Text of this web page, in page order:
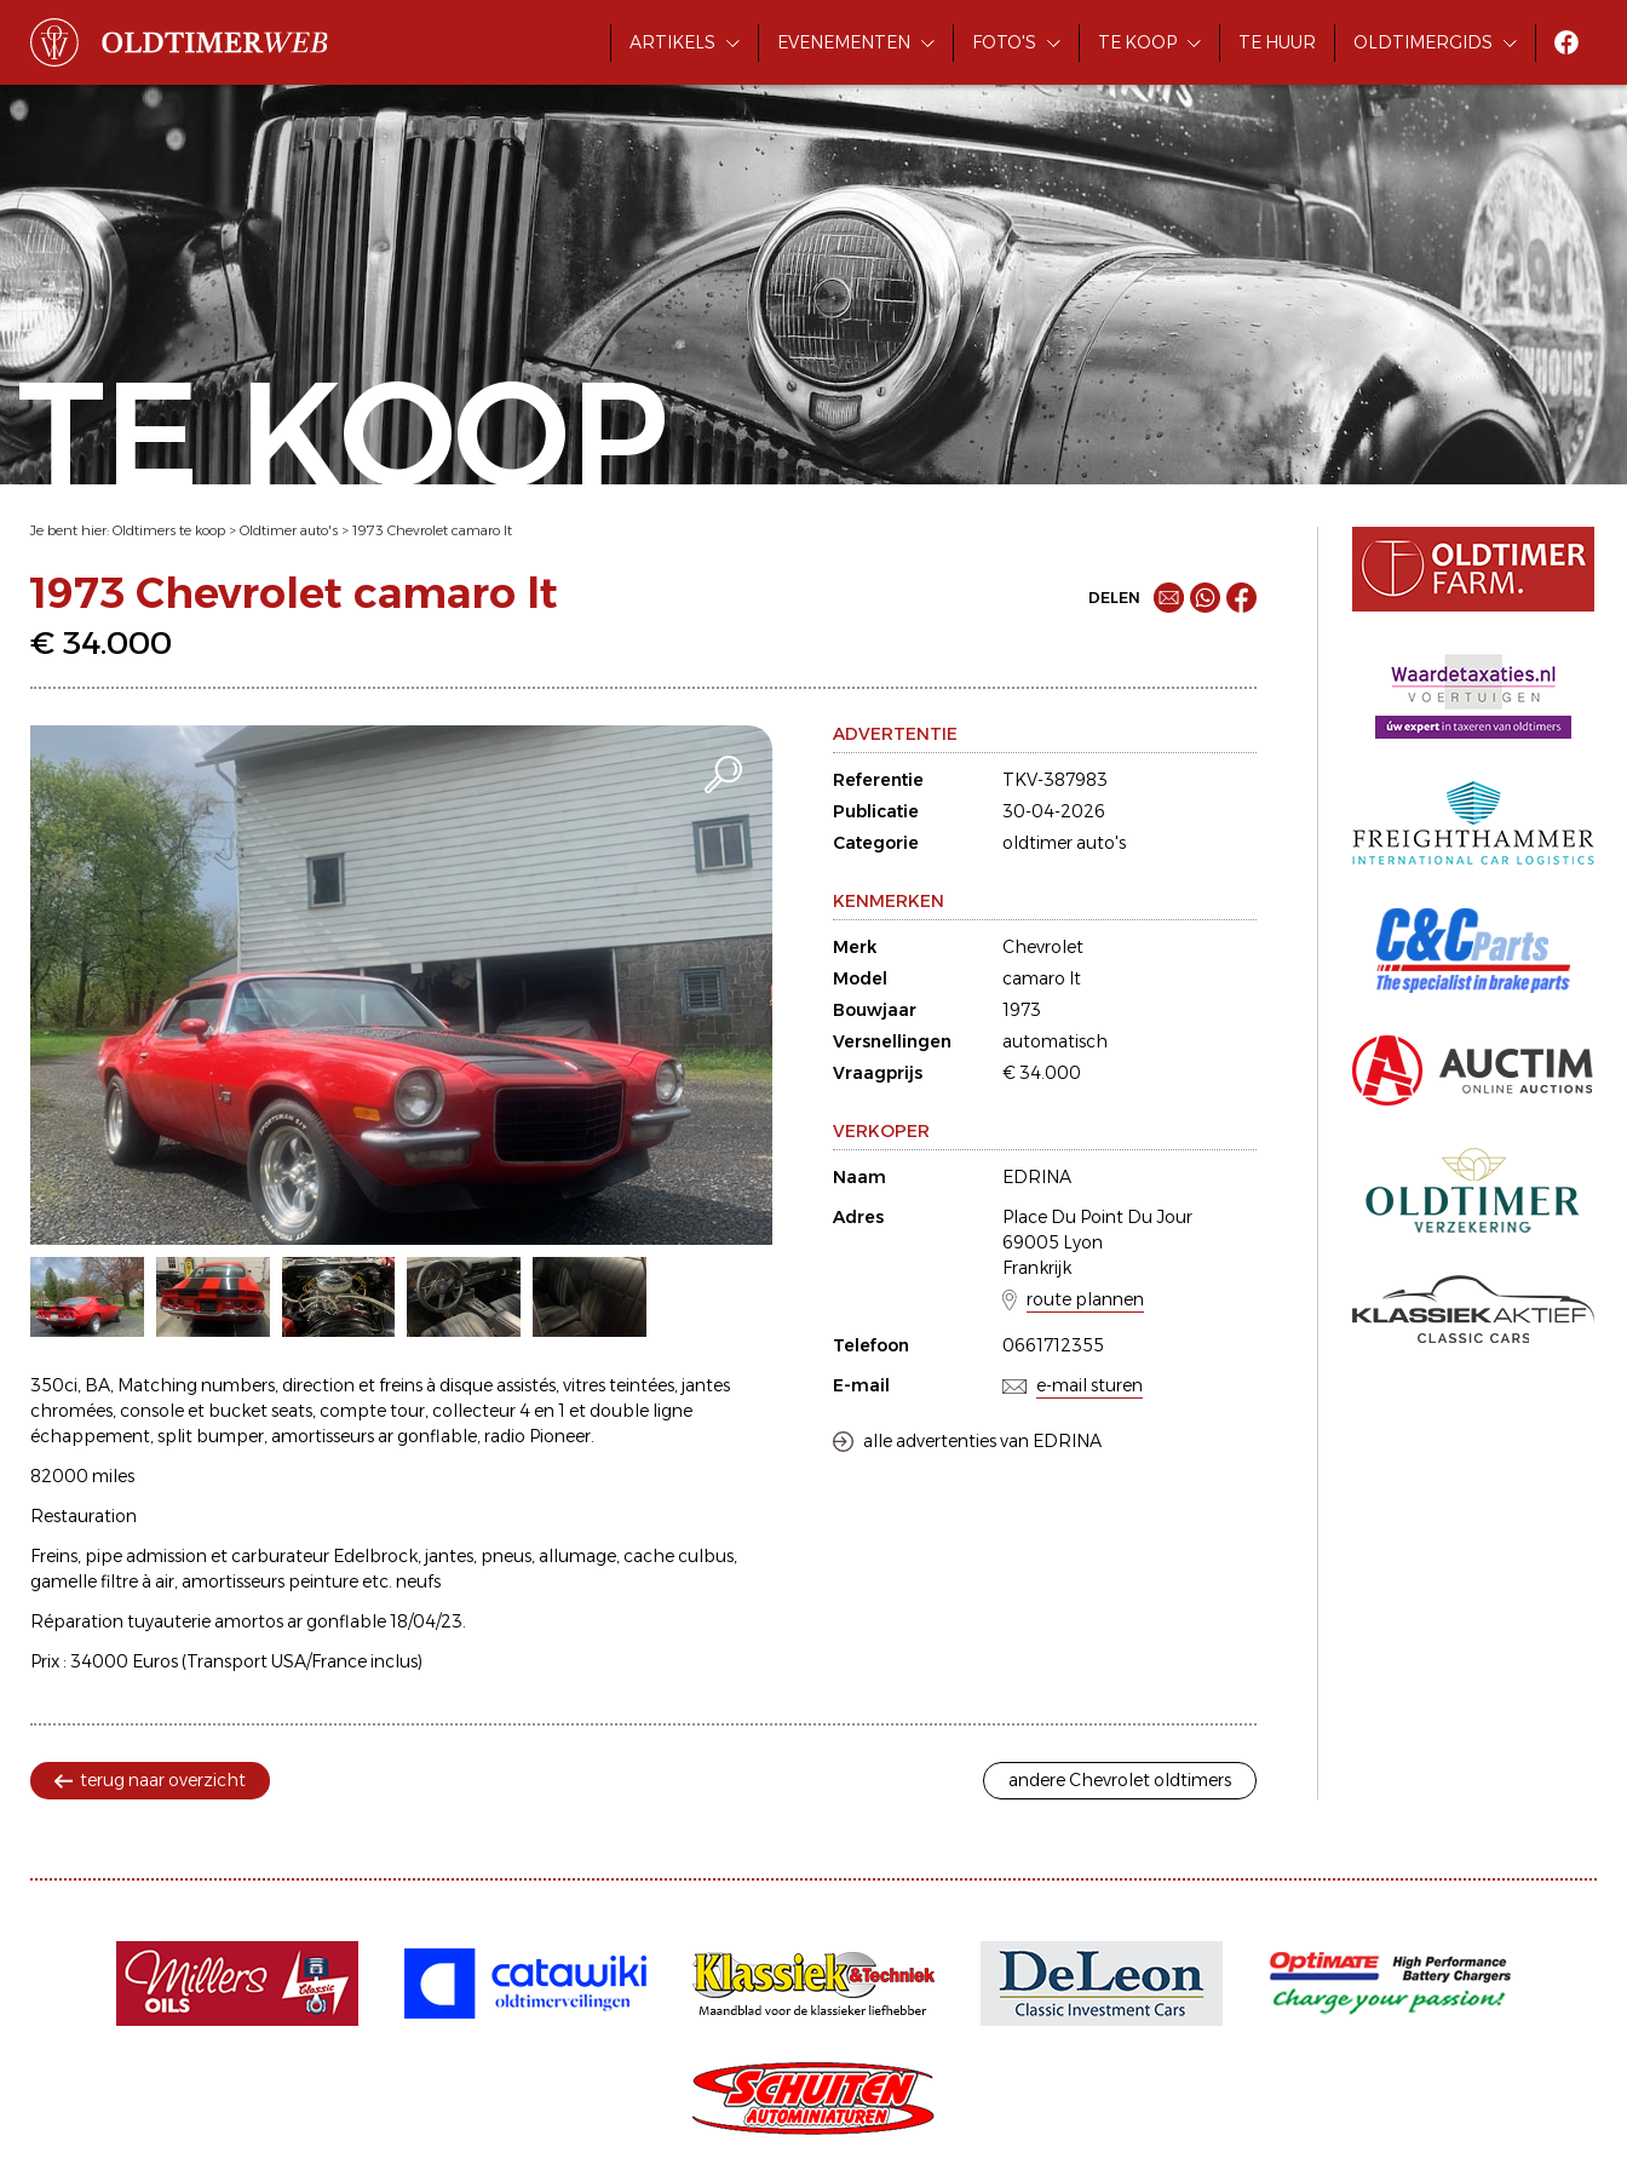
ARTIKELS EVENEMENTEN FOTO'S TE KOOP TE HUUR OLDTIMERGIDS
TE KOOP
Je bent hier: Oldtimers te koop > Oldtimer auto's > 1973 Chevrolet camaro lt
1973 Chevrolet camaro lt
€ 34.000
DELEN
350ci, BA, Matching numbers, direction et freins à disque assistés, vitres teintées, jantes
chromées, console et bucket seats, compte tour, collecteur 4 en 1 et double ligne
échappement, split bumper, amortisseurs ar gonflable, radio Pioneer.
82000 miles
Restauration
Freins, pipe admission et carburateur Edelbrock, jantes, pneus, allumage, cache culbus,
gamelle filtre à air, amortisseurs peinture etc. neufs
Réparation tuyauterie amortos ar gonflable 18/04/23.
Prix : 34000 Euros (Transport USA/France inclus)
ADVERTENTIE
Referentie
TKV-387983
Publicatie
30-04-2026
Categorie
oldtimer auto's
KENMERKEN
Merk
Chevrolet
Model
camaro lt
Bouwjaar
1973
Versnellingen
automatisch
Vraagprijs
€ 34.000
VERKOPER
Naam
EDRINA
Adres
Place Du Point Du Jour
69005 Lyon
Frankrijk
route plannen
Telefoon
0661712355
E-mail
e-mail sturen
alle advertenties van EDRINA
terug naar overzicht andere Chevrolet oldtimers